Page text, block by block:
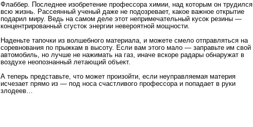
Флаббер. Последнее изобретение профессора химии, над которым он трудился
всю жизнь. Рассеянный ученый даже не подозревает, какое важное открытие
подарил миру. Ведь на самом деле этот непримечательный кусок резины —
концентрированный сгусток энергии невероятной мощности.
Наденьте тапочки из волшебного материала, и можете смело отправляться на
соревнования по прыжкам в высоту. Если вам этого мало — заправьте им свой
автомобиль, но лучше не нажимать на газ, иначе вскоре радары обнаружат в
воздухе неопознанный летающий объект.
А теперь представьте, что может произойти, если неуправляемая материя
исчезает прямо из — под носа счастливого профессора и попадает в руки
злодеев…